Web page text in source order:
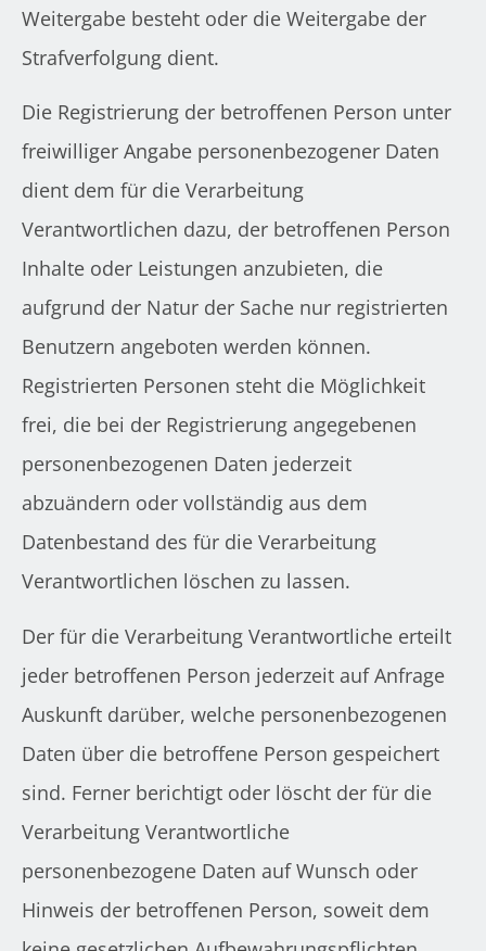
Weitergabe besteht oder die Weitergabe der
Strafverfolgung dient.
Die Registrierung der betroffenen Person unter
freiwilliger Angabe personenbezogener Daten
dient dem für die Verarbeitung
Verantwortlichen dazu, der betroffenen Person
Inhalte oder Leistungen anzubieten, die
aufgrund der Natur der Sache nur registrierten
Benutzern angeboten werden können.
Registrierten Personen steht die Möglichkeit
frei, die bei der Registrierung angegebenen
personenbezogenen Daten jederzeit
abzuändern oder vollständig aus dem
Datenbestand des für die Verarbeitung
Verantwortlichen löschen zu lassen.
Der für die Verarbeitung Verantwortliche erteilt
jeder betroffenen Person jederzeit auf Anfrage
Auskunft darüber, welche personenbezogenen
Daten über die betroffene Person gespeichert
sind. Ferner berichtigt oder löscht der für die
Verarbeitung Verantwortliche
personenbezogene Daten auf Wunsch oder
Hinweis der betroffenen Person, soweit dem